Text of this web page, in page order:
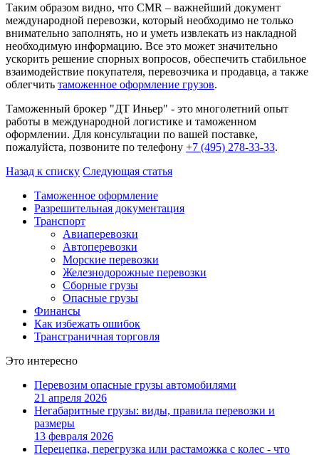
Таким образом видно, что CMR – важнейший документ
международной перевозки, который необходимо не только
внимательно заполнять, но и уметь извлекать из накладной
необходимую информацию. Все это может значительно
ускорить решение спорных вопросов, обеспечить стабильное
взаимодействие покупателя, перевозчика и продавца, а также
облегчить таможенное оформление грузов.
Таможенный брокер "ДТ Иньер" - это многолетний опыт
работы в международной логистике и таможенном
оформлении. Для консультации по вашей поставке,
пожалуйста, позвоните по телефону +7 (495) 278-33-33.
Назад к списку Следующая статья
Таможенное оформление
Разрешительная документация
Транспорт
Авиаперевозки
Автоперевозки
Морские перевозки
Железнодорожные перевозки
Сборные грузы
Опасные грузы
Финансы
Как избежать ошибок
Трансграничная торговля
Это интересно
Перевозим опасные грузы автомобилями
21 апреля 2026
Негабаритные грузы: виды, правила перевозки и
размеры
13 февраля 2026
Перецепка, перегрузка или растаможка с колес - что